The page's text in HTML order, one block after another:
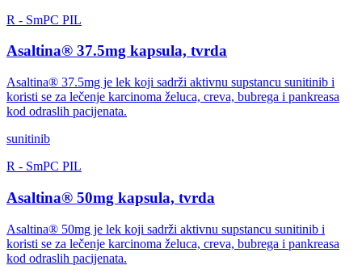
R - SmPC PIL
Asaltina® 37.5mg kapsula, tvrda
Asaltina® 37.5mg je lek koji sadrži aktivnu supstancu sunitinib i
koristi se za lečenje karcinoma želuca, creva, bubrega i pankreasa
kod odraslih pacijenata.
sunitinib
R - SmPC PIL
Asaltina® 50mg kapsula, tvrda
Asaltina® 50mg je lek koji sadrži aktivnu supstancu sunitinib i
koristi se za lečenje karcinoma želuca, creva, bubrega i pankreasa
kod odraslih pacijenata.